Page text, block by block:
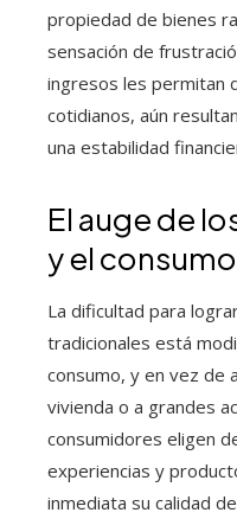
propiedad de bienes
sensación de
ingresos les permitan
cotidianos, aún
una estabilidad
El auge de
y el
La dificultad para
tradicionales está
consumo, y en vez de
vivienda o a grandes
consumidores eligen
experiencias y
inmediata su calidad